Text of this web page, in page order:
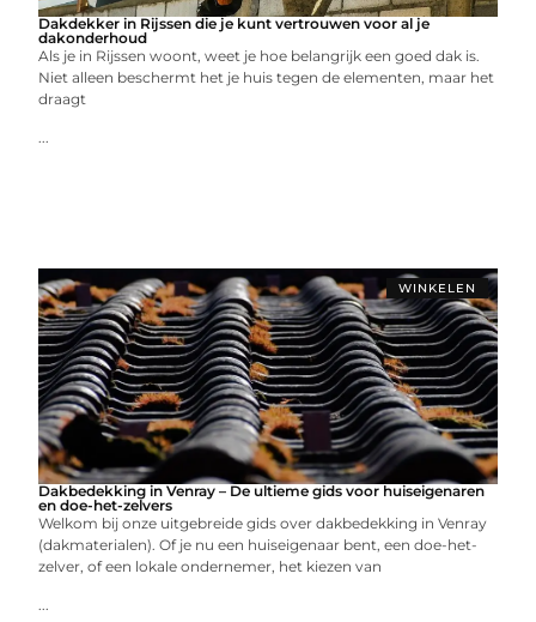
Dakdekker in Rijssen die je kunt vertrouwen voor al je
dakonderhoud
Als je in Rijssen woont, weet je hoe belangrijk een goed dak is.
Niet alleen beschermt het je huis tegen de elementen, maar het
draagt
...
WINKELEN
Dakbedekking in Venray – De ultieme gids voor huiseigenaren
en doe-het-zelvers
Welkom bij onze uitgebreide gids over dakbedekking in Venray
(dakmaterialen). Of je nu een huiseigenaar bent, een doe-het-
zelver, of een lokale ondernemer, het kiezen van
...